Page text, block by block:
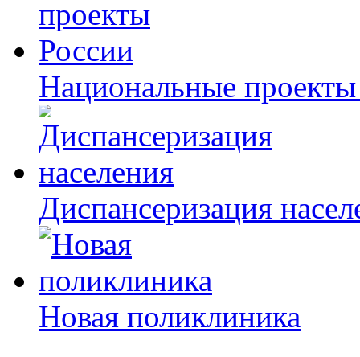
Национальные
Диспансеризация
Новая поликлиника